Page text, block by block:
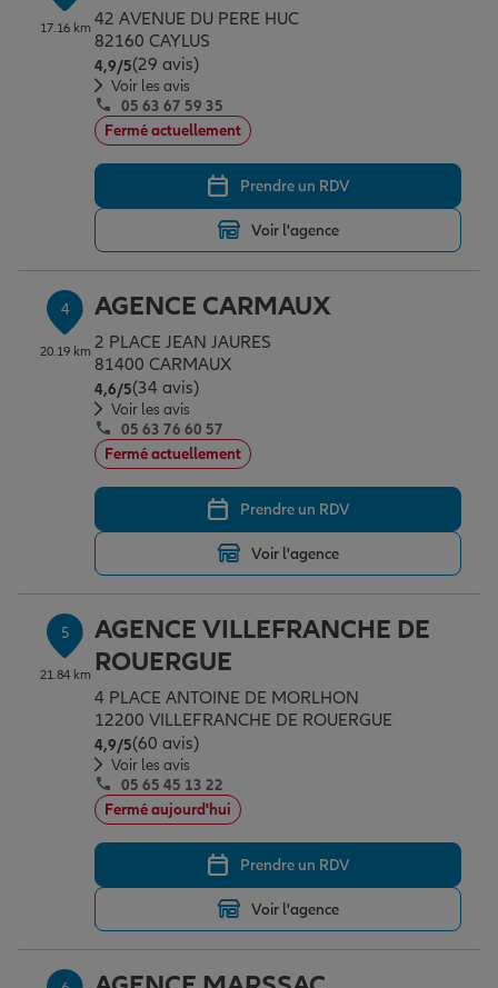
Assurance scolaire
Protection juridique
Tous nos devis d'assurance
17.16 km 42 AVENUE DU PERE HUC
82160 CAYLUS
4,9/5Note de 4.9 sur 5
(29 avis)
Voir les avis
05 63 67 59 35
Fermé actuellement
Prendre un RDV
Voir l'agence
4
20.19 km
AGENCE CARMAUX
2 PLACE JEAN JAURES
81400 CARMAUX
4,6/5Note de 4.6 sur 5
(34 avis)
Voir les avis
05 63 76 60 57
Fermé actuellement
Prendre un RDV
Voir l'agence
5
21.84 km
AGENCE VILLEFRANCHE DE
ROUERGUE
4 PLACE ANTOINE DE MORLHON
12200 VILLEFRANCHE DE ROUERGUE
4,9/5Note de 4.9 sur 5
(60 avis)
Voir les avis
05 65 45 13 22
Fermé aujourd'hui
Prendre un RDV
Voir l'agence